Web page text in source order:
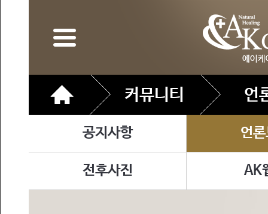
커뮤니티 언
공지사항 언
전후사진 AK